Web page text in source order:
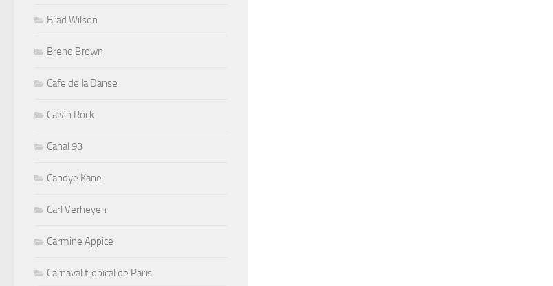
Brad Wilson
Breno Brown
Cafe de la Danse
Calvin Rock
Canal 93
Candye Kane
Carl Verheyen
Carmine Appice
Carnaval tropical de Paris